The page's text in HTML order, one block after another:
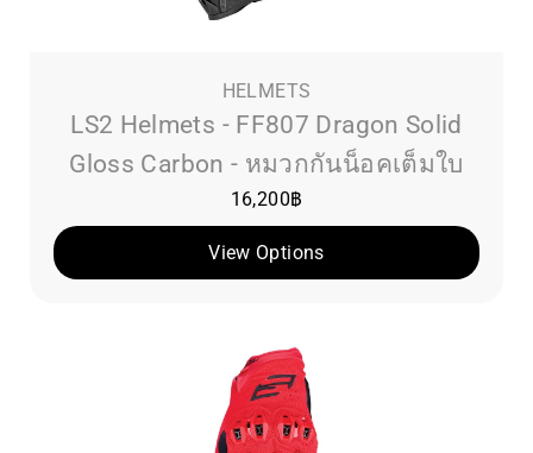
HELMETS
LS2 Helmets - FF807 Dragon Solid
Gloss Carbon - หมวกกันน็อคเต็มใบ
16,200฿
View Options